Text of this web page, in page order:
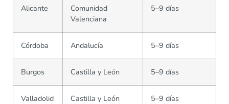
Alicante
Comunidad
Valenciana
5–9 días
Córdoba Andalucía 5–9 días
Burgos Castilla y León 5–9 días
Valladolid Castilla y León 5–9 días